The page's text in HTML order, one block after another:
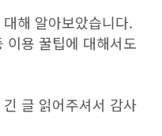
해 알아보았습니다.
이용 꿀팁에 대해서도
글 읽어주셔서 감사